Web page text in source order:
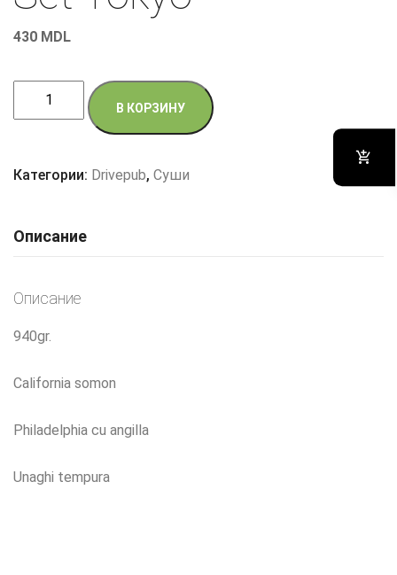
430 MDL
Количество
товара
Tokyo
В КОРЗИНУ
Категории: Drivepub, Суши
Описание
Описание
940gr.
California somon
Philadelphia cu angilla
Unaghi tempura